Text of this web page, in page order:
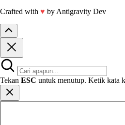
Crafted with ♥ by Antigravity Dev
Tekan ESC untuk menutup. Ketik kata